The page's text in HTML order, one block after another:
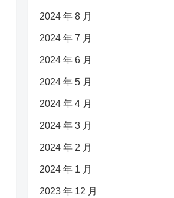
2024 年 8 月
2024 年 7 月
2024 年 6 月
2024 年 5 月
2024 年 4 月
2024 年 3 月
2024 年 2 月
2024 年 1 月
2023 年 12 月